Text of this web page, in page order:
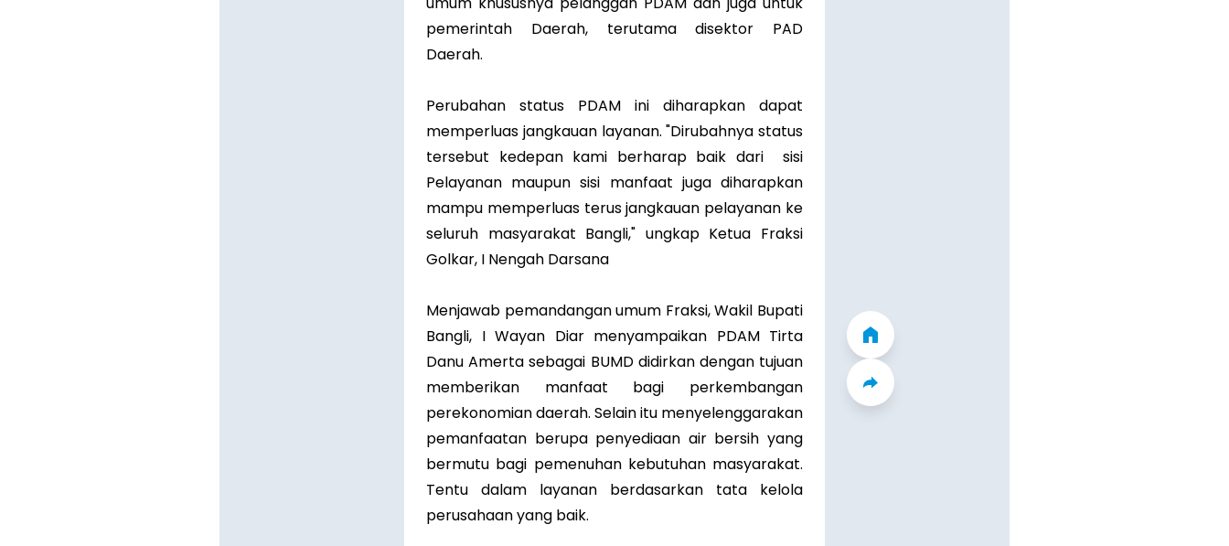
pemerintah Daerah, terutama disektor PAD
Daerah.
Perubahan status PDAM ini diharapkan dapat
memperluas jangkauan layanan. "Dirubahnya status
tersebut kedepan kami berharap baik dari sisi
Pelayanan maupun sisi manfaat juga diharapkan
mampu memperluas terus jangkauan pelayanan ke
seluruh masyarakat Bangli," ungkap Ketua Fraksi
Golkar, I Nengah Darsana
Menjawab pemandangan umum Fraksi, Wakil Bupati
Bangli, I Wayan Diar menyampaikan PDAM Tirta
Danu Amerta sebagai BUMD didirkan dengan tujuan
memberikan manfaat bagi perkembangan
perekonomian daerah. Selain itu menyelenggarakan
pemanfaatan berupa penyediaan air bersih yang
bermutu bagi pemenuhan kebutuhan masyarakat.
Tentu dalam layanan berdasarkan tata kelola
perusahaan yang baik.